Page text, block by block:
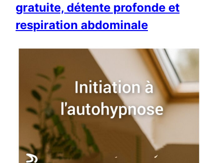
gratuite, détente profonde et
respiration abdominale